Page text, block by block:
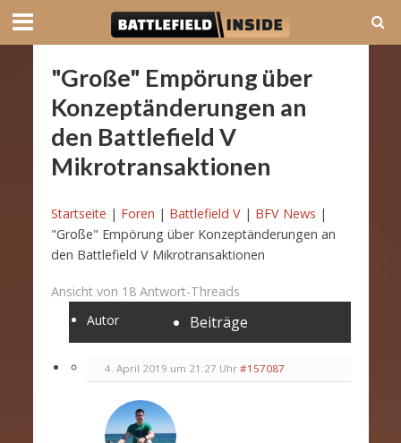
"Große" Empörung über
Konzeptänderungen an
den Battlefield V
Mikrotransaktionen
Startseite | Foren | Battlefield V | BFV News |
"Große" Empörung über Konzeptänderungen an
den Battlefield V Mikrotransaktionen
Ansicht von 18 Antwort-Threads
Autor
Beiträge
4. April 2019 um 21:27 Uhr #157087